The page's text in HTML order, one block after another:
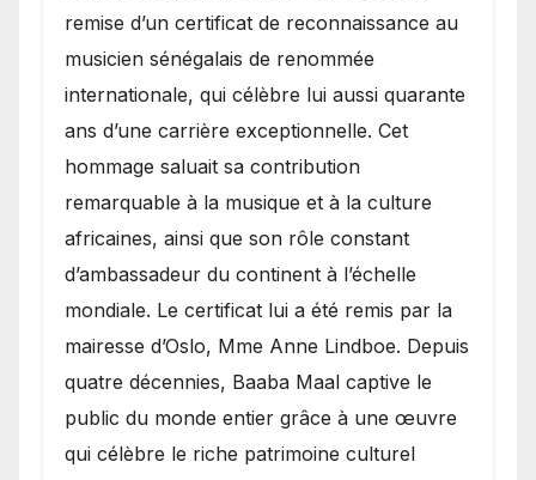
remise d’un certificat de reconnaissance au
musicien sénégalais de renommée
internationale, qui célèbre lui aussi quarante
ans d’une carrière exceptionnelle. Cet
hommage saluait sa contribution
remarquable à la musique et à la culture
africaines, ainsi que son rôle constant
d’ambassadeur du continent à l’échelle
mondiale. Le certificat lui a été remis par la
mairesse d’Oslo, Mme Anne Lindboe. Depuis
quatre décennies, Baaba Maal captive le
public du monde entier grâce à une œuvre
qui célèbre le riche patrimoine culturel